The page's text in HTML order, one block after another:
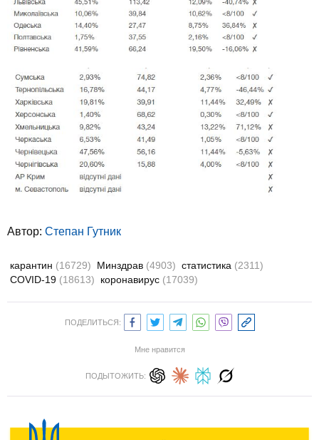
Автор: Степан Гутник
карантин (16729) Минздрав (4903) статистика (2311)
COVID-19 (18613) коронавирус (17039)
ПОДЕЛИТЬСЯ:
Мне нравится
ПОДЫТОЖИТЬ: